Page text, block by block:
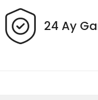
24 Ay